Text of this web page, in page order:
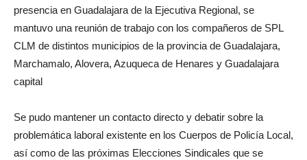
presencia en Guadalajara de la Ejecutiva Regional, se
mantuvo una reunión de trabajo con los compañeros de SPL
CLM de distintos municipios de la provincia de Guadalajara,
Marchamalo, Alovera, Azuqueca de Henares y Guadalajara
capital
Se pudo mantener un contacto directo y debatir sobre la
problemática laboral existente en los Cuerpos de Policía Local,
así como de las próximas Elecciones Sindicales que se